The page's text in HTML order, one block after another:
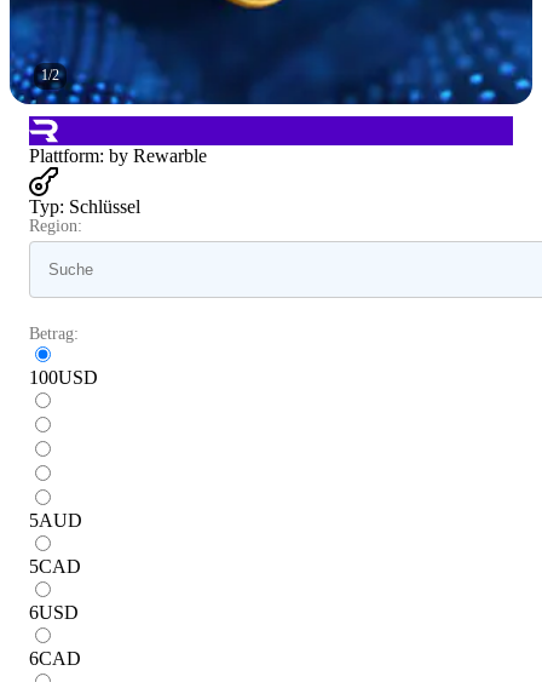
1/2
Plattform: by Rewarble
Typ: Schlüssel
Region:
Betrag:
100USD
5AUD
5CAD
6USD
6CAD